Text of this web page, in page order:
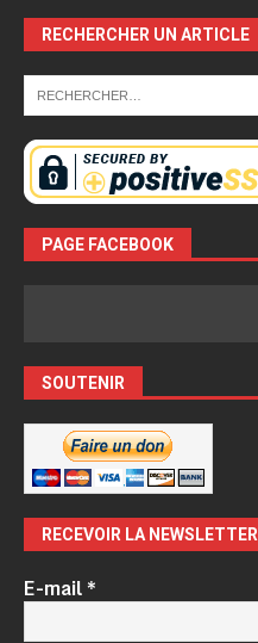
RECHERCHER UN ARTICLE
PAGE FACEBOOK
SOUTENIR
RECEVOIR LA NEWSLETTER
E-mail*